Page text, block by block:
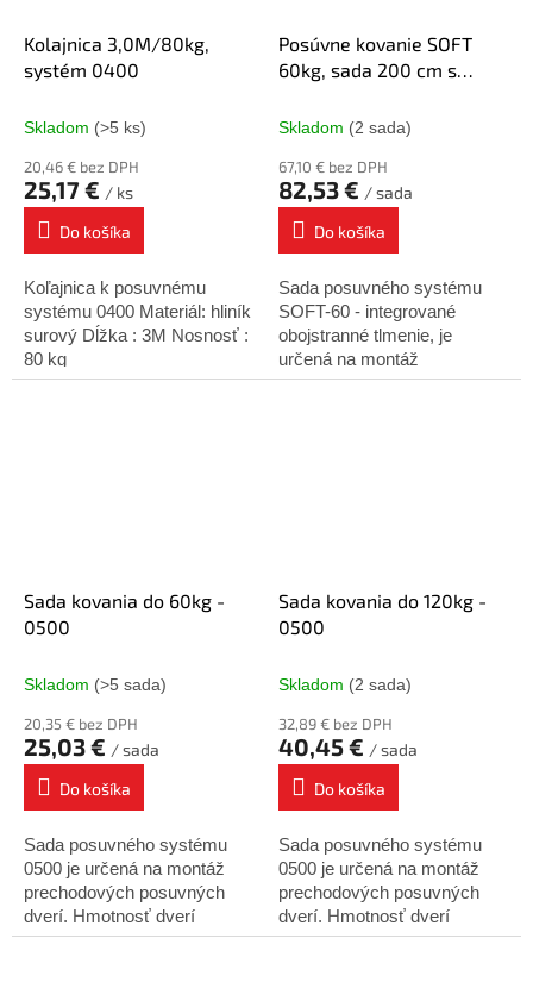
Kolajnica 3,0M/80kg,
systém 0400
Skladom (>5 ks)
20,46 € bez DPH
25,17 € / ks
Do košíka
Koľajnica k posuvnému
systému 0400 Materiál: hliník
surový Dĺžka : 3M Nosnosť :
80 kg
Posúvne kovanie SOFT
60kg, sada 200 cm s
Skladom (2 sada)
67,10 € bez DPH
82,53 € / sada
Do košíka
Sada posuvného systému
SOFT-60 - integrované
obojstranné tlmenie, je
určená na montáž
prechodových posuvných
Sada kovania do 60kg -
0500
Skladom (>5 sada)
20,35 € bez DPH
25,03 € / sada
Do košíka
Sada posuvného systému
0500 je určená na montáž
prechodových posuvných
dverí. Hmotnosť dverí
nesmie presiahnuť 60 kg.
Sada kovania do 120kg -
0500
Skladom (2 sada)
32,89 € bez DPH
40,45 € / sada
Do košíka
Sada posuvného systému
0500 je určená na montáž
prechodových posuvných
dverí. Hmotnosť dverí
nesmie presiahnuť 120 kg.